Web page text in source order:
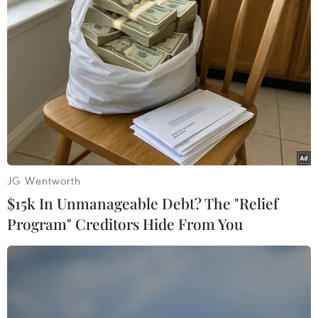
#Nhập khẩu #Đầu tư
#Nông nghiệp
Tp. Hồ Chí Minh
Hungary
Theo dõi VietnamPlus
TIN CÙNG CHUYÊN MỤC
JG Wentworth
$15k In Unmanageable Debt? The "Relief
Program" Creditors Hide From You